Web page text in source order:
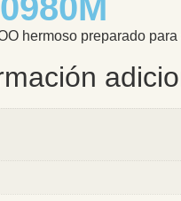
hermoso preparado